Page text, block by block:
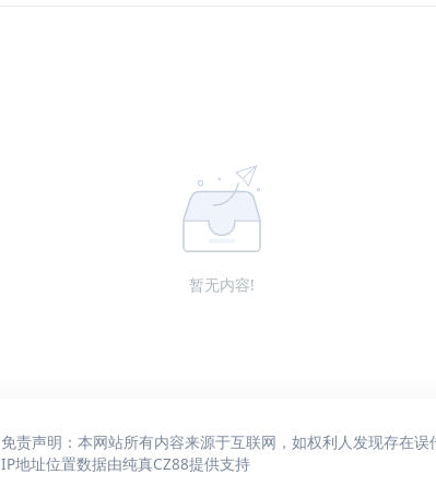
暂无内容!
免责声明：本网站所有内容来源于互联网，如权利人发现存在
IP地址位置数据由纯真CZ88提供支持